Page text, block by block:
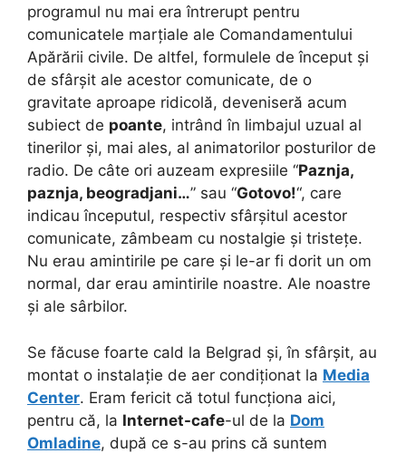
programul nu mai era întrerupt pentru
comunicatele marțiale ale Comandamentului
Apărării civile. De altfel, formulele de început și
de sfârșit ale acestor comunicate, de o
gravitate aproape ridicolă, deveniseră acum
subiect de poante, intrând în limbajul uzual al
tinerilor și, mai ales, al animatorilor posturilor de
radio. De câte ori auzeam expresiile “Paznja,
paznja, beogradjani…” sau “Gotovo!“, care
indicau începutul, respectiv sfârșitul acestor
comunicate, zâmbeam cu nostalgie și tristețe.
Nu erau amintirile pe care și le-ar fi dorit un om
normal, dar erau amintirile noastre. Ale noastre
și ale sârbilor.
Se făcuse foarte cald la Belgrad și, în sfârșit, au
montat o instalație de aer condiționat la Media
Center. Eram fericit că totul funcționa aici,
pentru că, la Internet-cafe-ul de la Dom
Omladine, după ce s-au prins că suntem